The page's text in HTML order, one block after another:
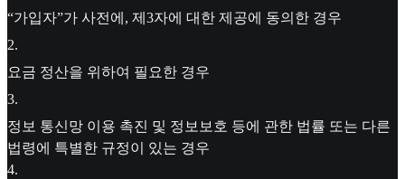
“가입자”가 사전에, 제3자에 대한 제공에 동의한 경우
2.
요금 정산을 위하여 필요한 경우
3.
정보 통신망 이용 촉진 및 정보보호 등에 관한 법률 또는 다른
법령에 특별한 규정이 있는 경우
4.